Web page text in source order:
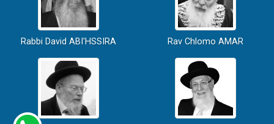
Rabbi David ABI'HSSIRA Rav Chlomo AMAR